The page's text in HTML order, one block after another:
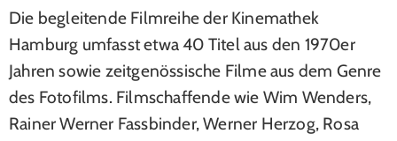
Die begleitende Filmreihe der Kinemathek
Hamburg umfasst etwa 40 Titel aus den 1970er
Jahren sowie zeitgenössische Filme aus dem Genre
des Fotofilms. Filmschaffende wie Wim Wenders,
Rainer Werner Fassbinder, Werner Herzog, Rosa